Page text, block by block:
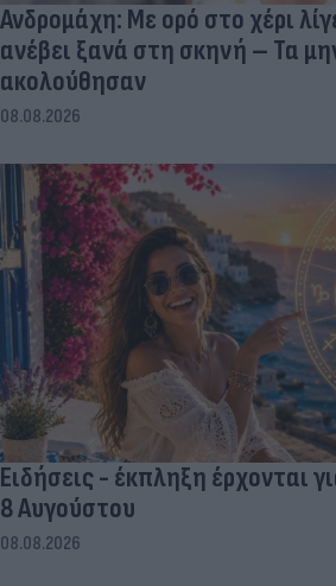
Ανδρομάχη: Με ορό στο χέρι
ανέβει ξανά στη σκηνή – Τα
ακολούθησαν
08.08.2026
Ειδήσεις - έκπληξη έρχονται
8 Αυγούστου
08.08.2026